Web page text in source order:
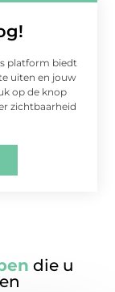
platform biedt
uiten en jouw
op de knop
zichtbaarheid
die u